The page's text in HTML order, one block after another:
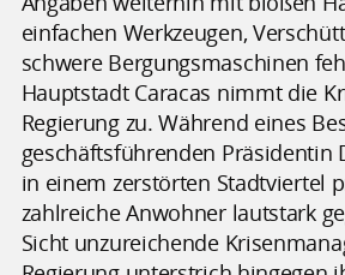
einfachen Werkzeugen,
schwere Bergungsmaschinen
Hauptstadt Caracas nimmt die
Regierung zu. Während eines
geschäftsführenden Präsidentin
in einem zerstörten Stadtviertel
zahlreiche Anwohner lautstark
Sicht unzureichende